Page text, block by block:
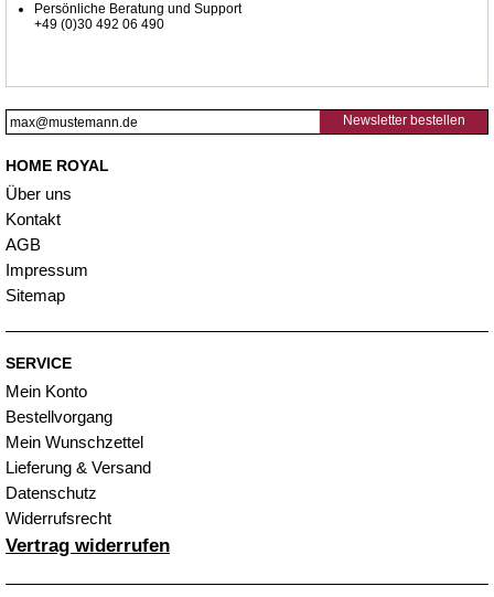
Persönliche Beratung und Support
+49 (0)30 492 06 490
Newsletter bestellen
HOME ROYAL
Über uns
Kontakt
AGB
Impressum
Sitemap
SERVICE
Mein Konto
Bestellvorgang
Mein Wunschzettel
Lieferung & Versand
Datenschutz
Widerrufsrecht
Vertrag widerrufen